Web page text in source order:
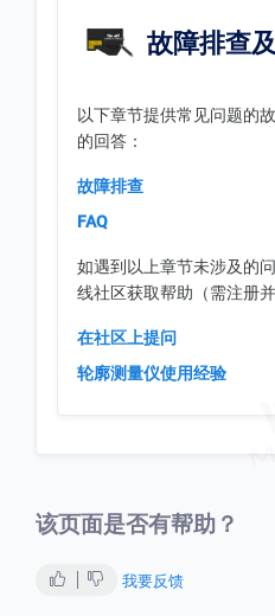
故障排查
以下章节提供常见问题的
的回答：
故障排查
FAQ
如遇到以上章节未涉及的
线社区获取帮助（需注册
在社区上提问
轮廓测量仪使用经验
该页面是否有帮助？
我要反馈